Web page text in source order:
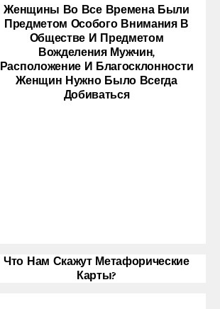
Женщины Во Все Времена Были
Предметом Особого Внимания В
Обществе И Предметом
Вожделения Мужчин,
Расположение И Благосклонности
Женщин Нужно Было Всегда
Добиваться
Что Нам Скажут Метафорические
Карты?